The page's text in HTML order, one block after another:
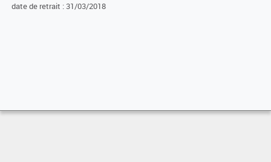
date de retrait : 31/03/2018